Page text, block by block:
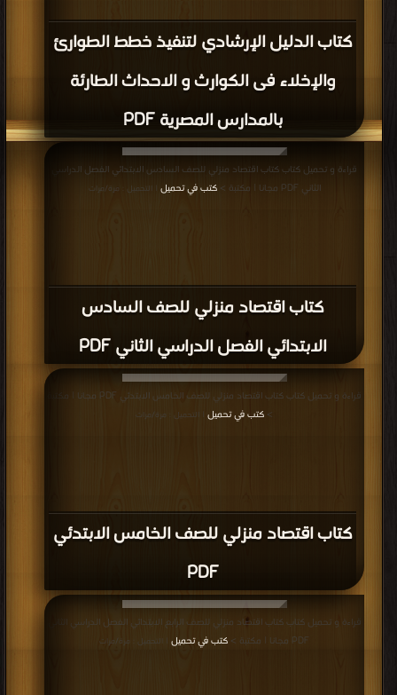
كتاب الدليل الإرشادي لتنفيذ خطط الطوارئ
والإخلاء فى الكوارث و الاحداث الطارئة
بالمدارس المصرية PDF
كتاب اقتصاد منزلي للصف السادس
الابتدائي الفصل الدراسي الثاني PDF
قراءة و تحميل كتاب كتاب اقتصاد منزلي للصف السادس الابتدائي الفصل الدراسي
الثاني PDF مجانا | مكتبة >
كتب في تحميل | التحميل : مرة/مرات
كتاب اقتصاد منزلي للصف الخامس الابتدئي
PDF
قراءة و تحميل كتاب كتاب اقتصاد منزلي للصف الخامس الابتدئي PDF مجانا | مكتبة
> كتب في تحميل | التحميل : مرة/مرات
قراءة و تحميل كتاب كتاب اقتصاد منزلي للصف الرابع الابتدائي الفصل الدراسي الثاني
PDF مجانا | مكتبة >
كتب في تحميل | التحميل : مرة/مرات